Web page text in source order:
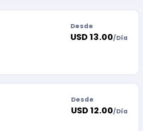
Desde
USD 13.00/Día
Desde
USD 12.00/Día